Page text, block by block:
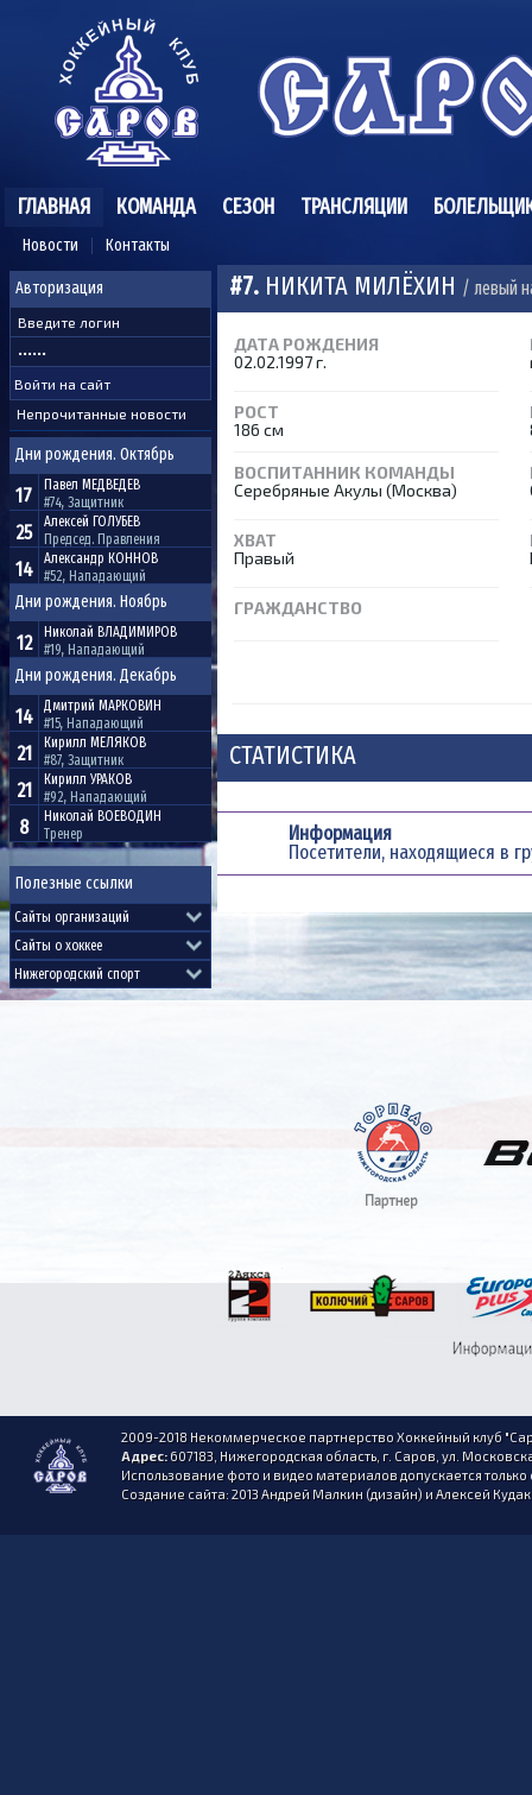
ГЛАВНАЯ
Новости Контакты
КОМАНДА СЕЗОН ТРАНСЛЯЦИИ
Авторизация
Непрочитанные новости
Дни рождения. Октябрь
17 Павел МЕДВЕДЕВ
#74, Защитник
25 Алексей ГОЛУБЕВ
Председ. Правления
14 Александр КОННОВ
#52, Нападающий
Дни рождения. Ноябрь
12 Николай ВЛАДИМИРОВ
#19, Нападающий
Дни рождения. Декабрь
14 Дмитрий МАРКОВИН
#15, Нападающий
21 Кирилл МЕЛЯКОВ
#87, Защитник
21 Кирилл УРАКОВ
#92, Нападающий
8 Николай ВОЕВОДИН
Тренер
Полезные ссылки
#7. НИКИТА МИЛЁХИН / левый
ДАТА РОЖДЕНИЯ
02.02.1997 г.
РОСТ
186 см
ВОСПИТАННИК КОМАНДЫ
Серебряные Акулы (Москва)
ХВАТ
Правый
ГРАЖДАНСТВО
СТАТИСТИКА
Информация
Посетители, находящиеся в
2009-2018 Некоммерческое партнерство Хоккейный клуб
Адрес:607183, Нижегородская область, г. Саров, ул.
Использование фото и видео материалов допускается
Создание сайта: 2013 Андрей Малкин (дизайн) и Алексей